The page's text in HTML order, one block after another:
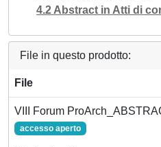
4.2 Abstract in Atti di
File in questo prodotto:
File
VIII Forum
accesso aperto